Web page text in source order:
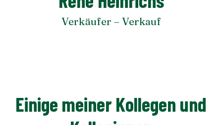
Verkäufer – Verkauf
Einige meiner Kollegen und